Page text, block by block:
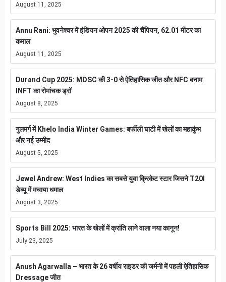
August 11, 2025
Annu Rani: भुवनेश्वर में इंडियन ओपन 2025 की चैंपियन, 62.01 मीटर का
कमाल
August 11, 2025
Durand Cup 2025: MDSC की 3-0 से ऐतिहासिक जीत और NFC बनाम
INFT का रोमांचक ड्रॉ
August 8, 2025
गुलमर्ग में Khelo India Winter Games: बर्फीली घाटी में खेलों का महाकुंभ
और नई उम्मीद
August 5, 2025
Jewel Andrew: West Indies का सबसे युवा क्रिकेट स्टार जिसने T20I
डेब्यू में मचाया धमाल
August 3, 2025
Sports Bill 2025: भारत के खेलों में क्रांति लाने वाला नया कानून!
July 23, 2025
Anush Agarwalla – भारत के 26 वर्षीय राइडर की जर्मनी में पहली ऐतिहासिक
Dressage जीत